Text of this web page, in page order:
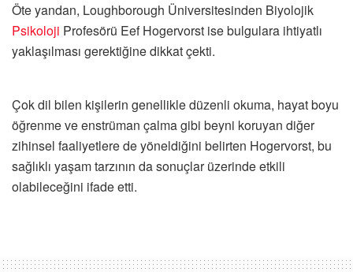
Öte yandan, Loughborough Üniversitesinden Biyolojik
Psikoloji Profesörü Eef Hogervorst ise bulgulara ihtiyatlı
yaklaşılması gerektiğine dikkat çekti.
Çok dil bilen kişilerin genellikle düzenli okuma, hayat boyu
öğrenme ve enstrüman çalma gibi beyni koruyan diğer
zihinsel faaliyetlere de yöneldiğini belirten Hogervorst, bu
sağlıklı yaşam tarzının da sonuçlar üzerinde etkili
olabileceğini ifade etti.